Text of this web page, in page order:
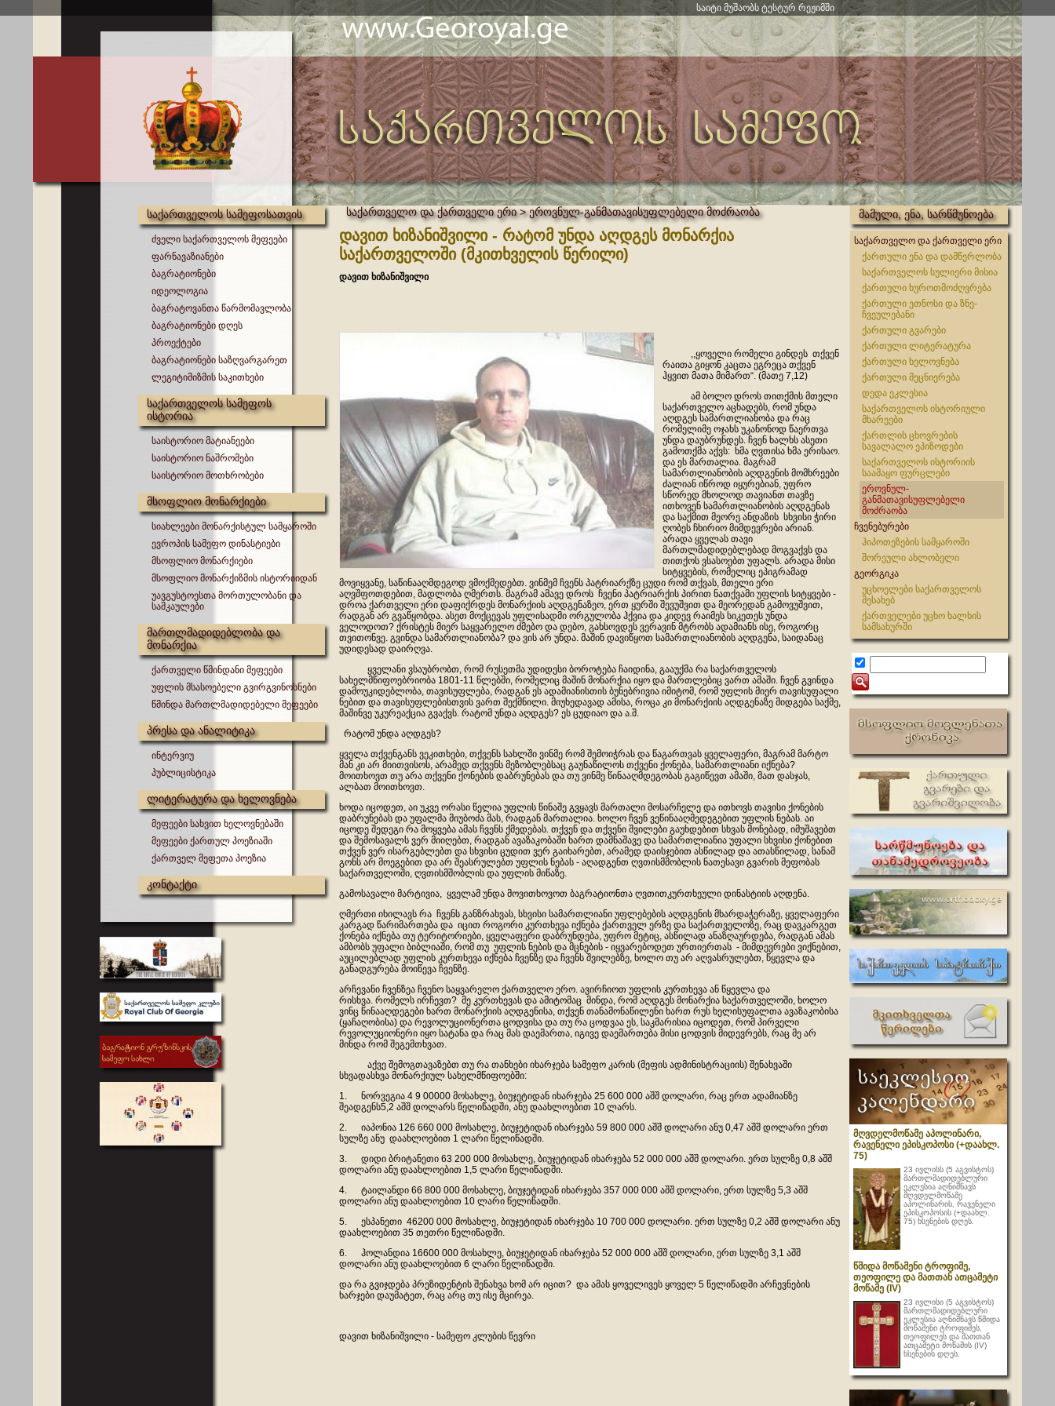
საიტი მუშაობს ტესტურ რეჟიმში
საქართველოს სამეფოსათვის
ძველი საქართველოს მეფეები
ფარნავაზიანები
ბაგრატიონები
იდეოლოგია
ბაგრატოვანთა წარმომავლობა
ბაგრატიონები დღეს
პროექტები
ბაგრატიონები საზღვარგარეთ
ლეგიტიმიზმის საკითხები
საქართველოს სამეფოს
ისტორია
საისტორიო მატიანეები
საისტორიო ნაშრომები
საისტორიო მოთხრობები
მსოფლიო მონარქიები
სიახლეები მონარქისტულ სამყაროში
ევროპის სამეფო დინასტიები
მსოფლიო მონარქიები
მსოფლიო მონარქიზმის ისტორიიდან
უავგუსტოესთა მორთულობანი და
სამკაულები
მართლმადიდებლობა და
მონარქია
ქართველი წმინდანი მეფეები
უფლის მსასოებელი გვირგვინოსნები
წმინდა მართლმადიდებელი მეფეები
პრესა და ანალიტიკა
ინტერვიუ
პუბლიცისტიკა
ლიტერატურა და ხელოვნება
მეფეები სახვით ხელოვნებაში
მეფეები ქართულ პოეზიაში
ქართველ მეფეთა პოეზია
კონტაქტი
საქართველო და ქართველი ერი > ეროვნულ-განმათავისუფლებელი მოძრაობა
დავით ხიზანიშვილი - რატომ უნდა აღდგეს მონარქია
საქართველოში (მკითხველის წერილი)
დავით ხიზანიშვილი
,,ყოველი რომელი გინდეს თქვენ
რაითა გიყონ კაცთა ეგრეცა თქვენ
ჰყვით მათა მიმართ“. (მათე 7,12)
ამ ბოლო დროს თითქმის მთელი
საქართველო აცხადებს, რომ უნდა
აღდგეს სამართლიანობა და რაც
რომელიმე ოჯახს უკანონოდ წაერთვა
უნდა დაუბრუნდეს. ჩვენ ხალხს ასეთი
გამოთქმა აქვს: ხმა ღვთისა ხმა ერისაო.
და ეს მართალია. მაგრამ
სამართლიანობის აღდგენის მომხრეები
ძალიან იწროდ იყურებიან, უფრო
სწორედ მხოლოდ თავიანთ თავზე
ითხოვენ სამართლიანობის აღდგენას
და საქმით მეორე ანდაზის სხვისი ჭირი
ღობეს ჩხირიო მიმდევრები არიან.
არადა ყველას თავი
მართლმადიდებლებად მოგვაქვს და
თითქოს ვსასოებთ უფალს. არადა მისი
სიტყვების, რომელიც ეპიგრამად
მოვიყვანე, საწინააღმდეგოდ ვმოქმედებთ. ვინმემ ჩვენს პატრიარქზე ცუდი რომ თქვას, მთელი ერი
აღვშფოთდებით, მადლობა ღმერთს. მაგრამ ამავე დროს ჩვენი პატრიარქის პირით ნათქვამი უფლის სიტყვები -
დროა ქართველი ერი დაფიქრდეს მონარქიის აღდგენაზეო, ერთ ყურში შევუშვით და მეორედან გამოვუშვით,
რადგან არ გვაწყობდა. ასეთ მოქცევას უფლისადმი ორგულობა ჰქვია და კიდევ რაიმეს სიკეთეს უნდა
ველოდოთ? ქრისტეს მიერ საყვარელო ძმებო და დებო, გახსოვდეს ვერავინ მტრობს ადამიანს ისე, როგორც
თვითონვე. გვინდა სამართლიანობა? და ვის არ უნდა. მაშინ დავიწყოთ სამართლიანობის აღდგენა, საიდანაც
უდიდესად დაირღვა.
ყველანი ვსაუბრობთ, რომ რუსეთმა უდიდესი ბოროტება ჩაიდინა, გააუქმა რა საქართველოს
სახელმწიფოებრიობა 1801-11 წლებში, რომელიც მაშინ მონარქია იყო და მართლებიც ვართ ამაში. ჩვენ გვინდა
დამოუკიდებლობა, თავისუფლება, რადგან ეს ადამიანისთის ბუნებრივია იმიტომ, რომ უფლის მიერ თავისუფალი
ნებით და თავისუფლებისთვის ვართ შექმნილი. მიუხედავად ამისა, როცა კი მონარქიის აღდგენაზე მიდგება საქმე,
მაშინვე უკურეაქცია გვაქვს. რატომ უნდა აღდგეს? ეს ცუდიაო და ა.შ.
რატომ უნდა აღდგეს?
ყველა თქვენგანს ვეკითხები, თქვენს სახლში ვინმე რომ შემოიჭრას და წაგართვას ყველაფერი, მაგრამ მარტო
მან კი არ მიითვისოს, არამედ თქვენს მეზობლებსაც გაუნაწილოს თქვენი ქონება, სამართლიანი იქნება?
მოითხოვთ თუ არა თქვენი ქონების დაბრუნებას და თუ ვინმე წინააღმდეგობას გაგიწევთ ამაში, მათ დასჯას,
ალბათ მოითხოვთ.
ხოდა იცოდეთ, აი უკვე ორასი წელია უფლის წინაშე გვყავს მართალი მოსარჩელე და ითხოვს თავისი ქონების
დაბრუნებას და უფალმა მიუბოძა მას, რადგან მართალია. ხოლო ჩვენ ვეწინააღმედეგებით უფლის ნებას. აი
იცოდე შედეგი რა მოყვება ამას ჩვენს ქმედებას. თქვენ და თქვენი შვილები გაუხდებით სხვას მონებად, იმუშავებთ
და შემოსავალს ვერ მიიღებთ, რადგან ავაზაკობაში ხართ დამნაშავე და სამართლიანია უფალი სხვისი ქონებით
თქვენ ვერ ისარგებლებთ და სხვისი ცუდით ვერ გაიხარებთ, არამედ დაისჯებით ასწილად და ათასწილად, სანამ
გონს არ მოეგებით და არ შეასრულებთ უფლის ნებას - აღადგენთ ღვთისმშობლის ნათესავი გვარის მეფობას
საქართველოში, ღვთისმშობლის და უფლის მიწაზე.
გამოსავალი მარტივია, ყველამ უნდა მოვითხოვოთ ბაგრატიონთა ღვთითკურთხეული დინასტიის აღდენა.
ღმერთი იხილავს რა ჩვენს განზრახვას, სხვისი სამართლიანი უფლებების აღდგენის მხარდაჭერაზე, ყველაფერი
კარგად წარიმართება და იცით როგორი კურთხევა იქნება ქართველ ერზე და საქართველოზე, რაც დავკარგეთ
ქონება იქნება თუ ტერიტორიები, ყველაფერი დაბრუნდება, უფრო მეტიც, ასწილად ანაზღაურდება, რადგან ამას
ამბობს უფალი ბიბლიაში, რომ თუ უფლის ნების და მცნების - იყვარებოდეთ ურთიერთას - მიმდევრები ვიქნებით,
აუცილებლად უფლის კურთხევა იქნება ჩვენზე და ჩვენს შვილებზე, ხოლო თუ არ აღვასრულებთ, წყევლა და
განადგურება მოიწევა ჩვენზე.
არჩევანი ჩვენზეა ჩვენო საყვარელო ქართველო ერო. ავირჩიოთ უფლის კურთხევა ან წყევლა და
რისხვა. რომელს ირჩევთ? მე კურთხევას და ამიტომაც მინდა, რომ აღდგეს მონარქია საქართველოში, ხოლო
ვინც წინააღდეგები ხართ მონარქიის აღდგენისა, თქვენ თანამონაწილენი ხართ რუს ხელისუფალთა ავაზაკობისა
(ყაჩაღობისა) და რევოლუციონერთა ცოდვისა და თუ რა ცოდვაა ეს, საკმარისია იცოდეთ, რომ პირველი
რევოლუციონერი იყო სატანა და რაც მას დაემართა, იგივე დაემართება მისი ცოდვის მიდევრებს, რაც მე არ
მინდა რომ შეგემთხვათ.
აქვე შემოგთავაზებთ თუ რა თანხები იხარჯება სამეფო კარის (მეფის ადმინისტრაციის) შენახვაში
სხვადასხვა მონარქიულ სახელმწიფოებში:
1. ნორვეგია 4 9 00000 მოსახლე, ბიუჯეტიდან იხარჯება 25 600 000 აშშ დოლარი, რაც ერთ ადამიანზე
შეადგენს5,2 აშშ დოლარს წელიწადში, ანუ დაახლოებით 10 ლარს.
2. იაპონია 126 660 000 მოსახლე, ბიუჯეტიდან იხარჯება 59 800 000 აშშ დოლარი ანუ 0,47 აშშ დოლარი ერთ
სულზე ანუ დაახლოებით 1 ლარი წელიწადში.
3. დიდი ბრიტანეთი 63 200 000 მოსახლე, ბიუჯეტიდან იხარჯება 52 000 000 აშშ დოლარი. ერთ სულზე 0,8 აშშ
დოლარი ანუ დაახლოებით 1,5 ლარი წელიწადში.
4. ტაილანდი 66 800 000 მოსახლე, ბიუჯეტიდან იხარჯება 357 000 000 აშშ დოლარი, ერთ სულზე 5,3 აშშ
დოლარი ანუ დაახლოებით 10 ლარი წელიწადში.
5. ესპანეთი 46200 000 მოსახლე, ბიუჯეტიდან იხარჯება 10 700 000 დოლარი. ერთ სულზე 0,2 აშშ დოლარი ანუ
დაახლოებით 35 თეთრი წელიწადში.
6. ჰოლანდია 16600 000 მოსახლე, ბიუჯეტიდან იხარჯება 52 000 000 აშშ დოლარი, ერთ სულზე 3,1 აშშ
დოლარი ანუ დაახლოებით 6 ლარი წელიწადში.
და რა გვიჯდება პრეზიდენტის შენახვა ხომ არ იცით? და ამას ყოველივეს ყოველ 5 წელიწადში არჩევნების
ხარჯები დაუმატეთ, რაც არც თუ ისე მცირეა.
დავით ხიზანიშვილი - სამეფო კლუბის წევრი
მამული, ენა, სარწმუნოება
საქართველო და ქართველი ერი
ქართული ენა და დამწერლობა
საქართველოს სულიერი მისია
ქართული ხუროთმოძღვრება
ქართული ეთნოსი და ზნე-
ჩვეულებანი
ქართული გვარები
ქართული ლიტერატურა
ქართული ხელოვნება
ქართული მეცნიერება
დედა ეკლესია
საქართველოს ისტორიული
მხარეები
ქართლის ცხოვრების
სავალალო ეპიზოდები
საქართველოს ისტორიის
საამაყო ფურცლები
ეროვნულ-
განმათავისუფლებელი
მოძრაობა
ჩვენებურები
ჰიპოთეზების სამყაროში
შორეული ახლობელი
გეორგიკა
უცხოელები საქართველოს
შესახებ
ქართველები უცხო ხალხის
სამსახურში
მღვდელმოწამე აპოლინარი,
რავენელი ეპისკოპოსი (+დაახლ.
75)
23 ივლისს (5 აგვისტოს)
მართლმადიდებლური
ეკლესია აღნიშნავს
მღვდელმოწამე
აპოლინარის, რავენელი
ეპისკოპოსის (+დაახლ.
75) ხსენების დღეს.
წმიდა მოწამენი ტროფიმე,
თეოფილე და მათთან ათცამეტი
მოწამე (IV)
23 ივლისი (5 აგვისტოს)
მართლმადიდებლური
ეკლესია აღნიშნავს წმიდა
მოწამენი ტროფიმეს,
თეოფილეს და მათთან
ათცამეტი მოწამის (IV)
ხსენების დღეს.